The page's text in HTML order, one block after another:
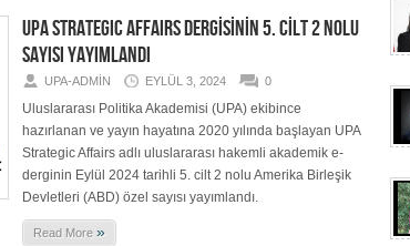
UPA STRATEGIC AFFAIRS DERGİSİNİN 5. CİLT 2 NOLU
SAYISI YAYIMLANDI
UPA-ADMIN EYLÜL 3, 2024 0
Uluslararası Politika Akademisi (UPA) ekibince
hazırlanan ve yayın hayatına 2020 yılında başlayan UPA
Strategic Affairs adlı uluslararası hakemli akademik e-
derginin Eylül 2024 tarihli 5. cilt 2 nolu Amerika Birleşik
Devletleri (ABD) özel sayısı yayımlandı.
Read More »